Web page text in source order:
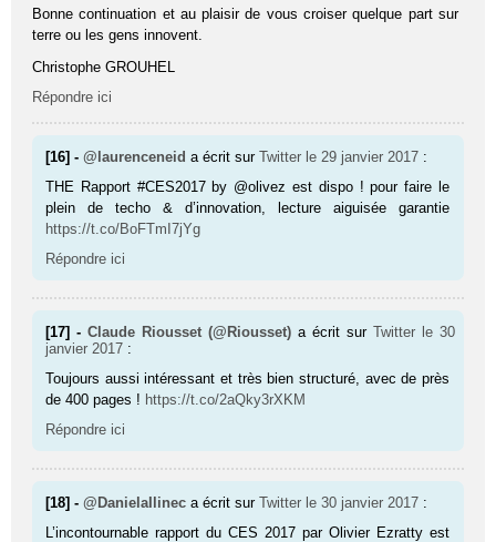
Bonne continuation et au plaisir de vous croiser quelque part sur
terre ou les gens innovent.
Christophe GROUHEL
Répondre ici
[16] -@laurenceneid a écrit surTwitter le 29 janvier 2017 :
THE Rapport #CES2017 by @olivez est dispo ! pour faire le
plein de techo & d’innovation, lecture aiguisée garantie
https://t.co/BoFTmI7jYg
Répondre ici
[17] -Claude Riousset (@Riousset) a écrit sur Twitter
le 30
janvier 2017 :
Toujours aussi intéressant et très bien structuré, avec de près
de 400 pages ! https://t.co/2aQky3rXKM
Répondre ici
[18] -@DanielaIlinec a écrit surTwitter le 30 janvier 2017 :
L’incontournable rapport du CES 2017 par Olivier Ezratty est